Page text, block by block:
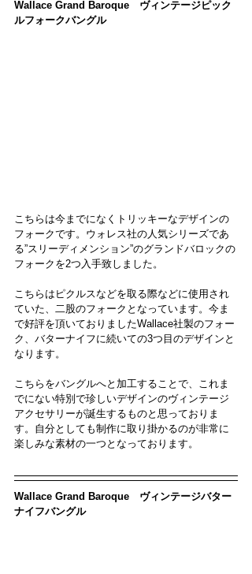
Wallace Grand Baroque　ヴィンテージピック
ルフォークバングル
こちらは今までになくトリッキーなデザインの
フォークです。ウォレス社の人気シリーズであ
る”スリーディメンション”のグランドバロックの
フォークを2つ入手致しました。
こちらはピクルスなどを取る際などに使用され
ていた、二股のフォークとなっています。今ま
で好評を頂いておりましたWallace社製のフォー
ク、バターナイフに続いての3つ目のデザインと
なります。
こちらをバングルへと加工することで、これま
でにない特別で珍しいデザインのヴィンテージ
アクセサリーが誕生するものと思っておりま
す。自分としても制作に取り掛かるのが非常に
楽しみな素材の一つとなっております。
Wallace Grand Baroque　ヴィンテージバター
ナイフバングル